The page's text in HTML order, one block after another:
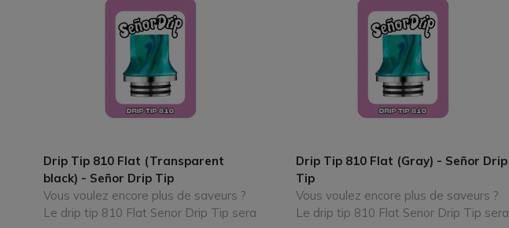
Drip Tip 810 Flat (Transparent
black) - Señor Drip Tip
Vous voulez encore plus de saveurs ?
Le drip tip 810 Flat Senor Drip Tip sera
Drip Tip 810 Flat (Gray) - Señor Drip
Tip
Vous voulez encore plus de saveurs ?
Le drip tip 810 Flat Senor Drip Tip sera